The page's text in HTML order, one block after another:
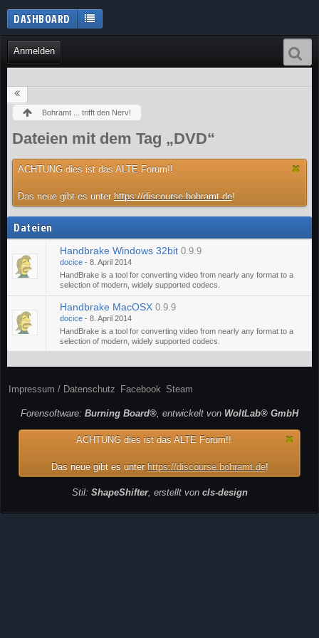
Anmelden
DASHBOARD
Bohramt ... trifft den Nerv!
Dateien mit dem Tag „DVD“
ACHTUNG dies ist das ALTE Forum!!
Das neue gibt es unter https://discourse.bohramt.de!
Dateien
Handbrake Windows 32bit 0.9.9
docice - 8. April 2014
HandBrake is a tool for converting video from nearly any format to a
selection of modern, widely supported codecs.
Handbrake MacOSX 0.9.9
docice - 8. April 2014
HandBrake is a tool for converting video from nearly any format to a
selection of modern, widely supported codecs.
Impressum / Datenschutz Facebook Steam
Forensoftware: Burning Board®, entwickelt von WoltLab® GmbH
ACHTUNG dies ist das ALTE Forum!!
Das neue gibt es unter https://discourse.bohramt.de!
Stil: ShapeShifter, erstellt von cls-design